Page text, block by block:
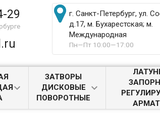
29
г. Санкт-Петербург, ул.
д.17, м. Бухарестская; м.
Международная
Пн—Пт 10:00—17:00
ЗАТВОРЫ
ДИСКОВЫЕ
ПОВОРОТНЫЕ